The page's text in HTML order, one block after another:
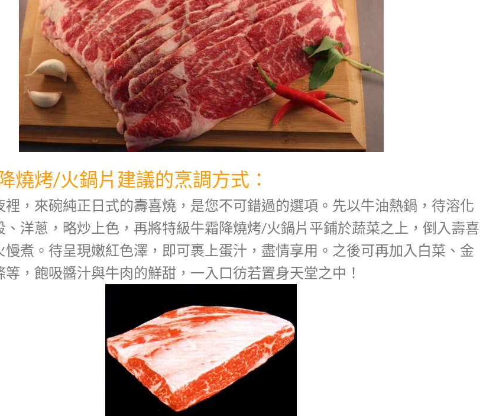
燒烤/火鍋片建議的烹調方式：
裡，來碗純正日式的壽喜燒，是您不可錯過的選項。先以牛油熱鍋，待溶化
、洋蔥，略炒上色，再將特級牛霜降燒烤/火鍋片平鋪於蔬菜之上，倒入壽喜
慢煮。待呈現嫩紅色澤，即可裹上蛋汁，盡情享用。之後可再加入白菜、金
等，飽吸醬汁與牛肉的鮮甜，一入口彷若置身天堂之中！